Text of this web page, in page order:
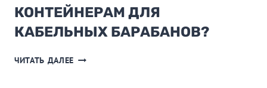
КОНТЕЙНЕРАМ ДЛЯ
КАБЕЛЬНЫХ БАРАБАНОВ?
ЧИТАТЬ ДАЛЕЕ СУЩЕСТВУЮТ